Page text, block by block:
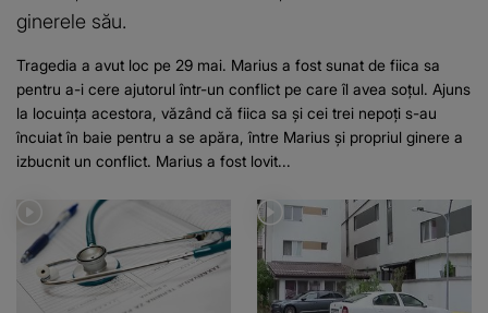
ginerele său.
Tragedia a avut loc pe 29 mai. Marius a fost sunat de fiica sa
pentru a-i cere ajutorul într-un conflict pe care îl avea soțul. Ajuns
la locuința acestora, văzând că fiica sa și cei trei nepoți s-au
încuiat în baie pentru a se apăra, între Marius și propriul ginere a
izbucnit un conflict. Marius a fost lovit...